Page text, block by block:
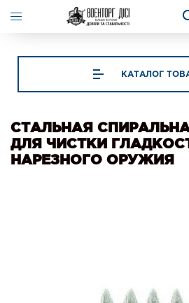
КАТАЛОГ
СТАЛЬНАЯ
ДЛЯ ЧИСТКИ
НАРЕЗНОГО ОРУЖИЯ